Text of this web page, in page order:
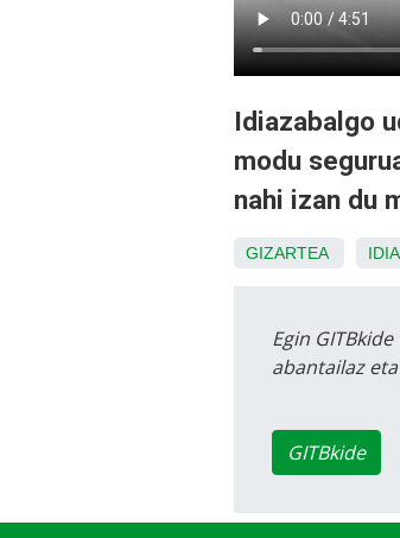
Idiazabalgo
modu
nahi izan du
GIZARTEA
Egin GITBkide
abantailaz
GITBkide